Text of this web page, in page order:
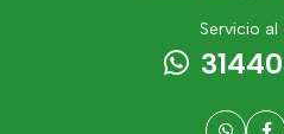
Servicio al